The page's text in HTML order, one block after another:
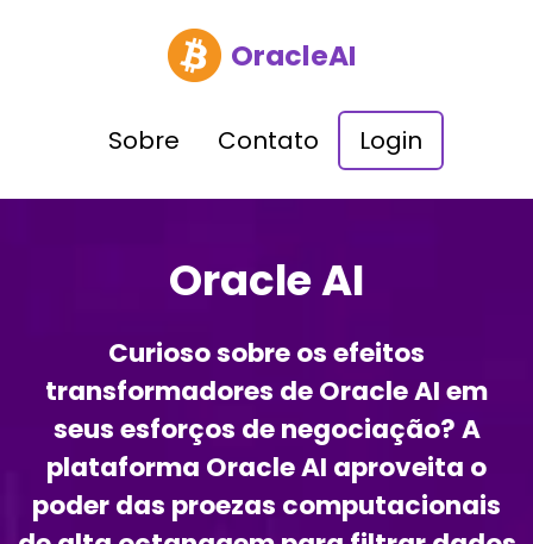
OracleAI
Sobre Contato Login
Oracle AI
Curioso sobre os efeitos
transformadores de Oracle AI em
seus esforços de negociação? A
plataforma Oracle AI aproveita o
poder das proezas computacionais